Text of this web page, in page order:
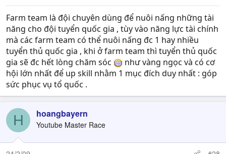
Farm team là đội chuyên dùng để nuôi nấng những tài
năng cho đội tuyển quốc gia , tùy vào năng lực tài chính
mà các farm team có thể nuôi nấng đc 1 hay nhiều
tuyển thủ quốc gia , khi ở farm team thì tuyển thủ quốc
gia sẽ đc hết lòng chăm sóc
như vàng ngọc và có cơ
hội lớn nhất để up skill nhằm 1 mục đích duy nhất : góp
sức phục vụ tổ quốc .
H hoangbayern
Youtube Master Race